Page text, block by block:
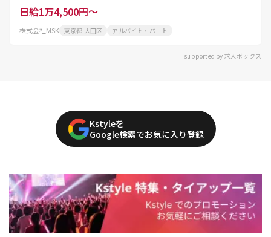
日給1万4,500円～
株式会社MSK 東京都 大田区 アルバイト・パート
supported by 求人ボックス
Kstyleを
Google検索でお気に入り登録